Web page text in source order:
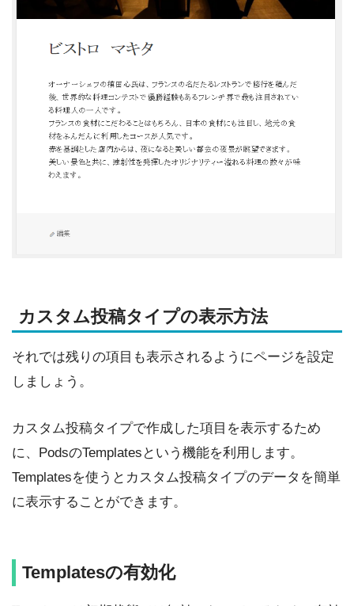
カスタム投稿タイプの表示方法
それでは残りの項目も表示されるようにページを設定
しましょう。
カスタム投稿タイプで作成した項目を表示するため
に、PodsのTemplatesという機能を利用します。
Templatesを使うとカスタム投稿タイプのデータを簡単
に表示することができます。
Templatesの有効化